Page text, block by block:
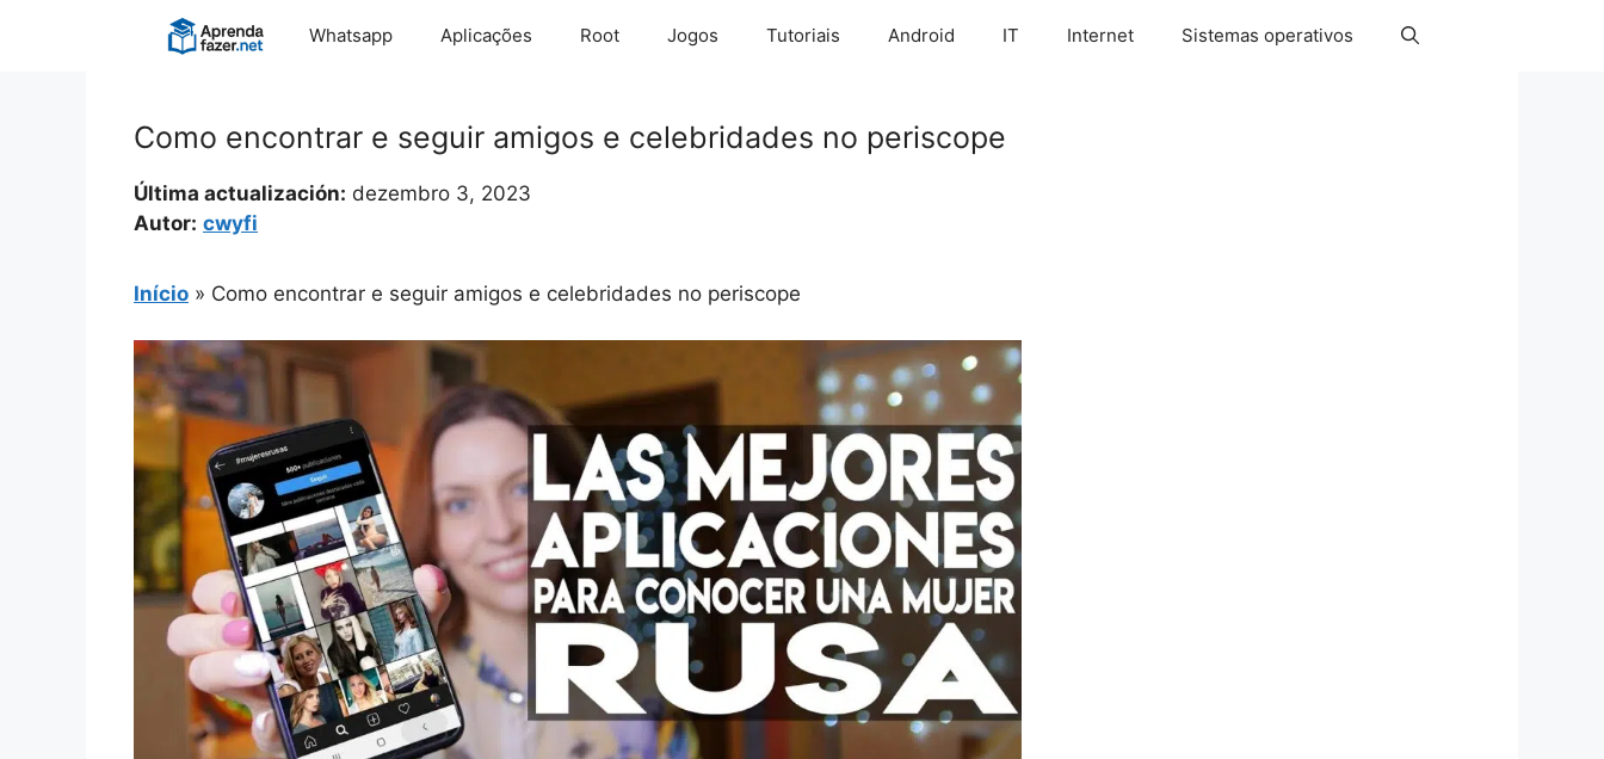
Whatsapp Aplicações Root Jogos Tutoriais Android IT Internet Sistemas operativos
Como encontrar e seguir amigos e celebridades no periscope
Última actualización: dezembro 3, 2023
Autor: cwyfi
Início » Como encontrar e seguir amigos e celebridades no periscope